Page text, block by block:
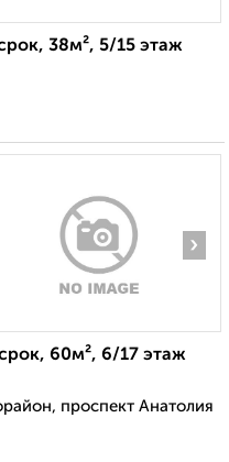
38м², 5/15 этаж
›
60м², 6/17 этаж
проспект Анатолия